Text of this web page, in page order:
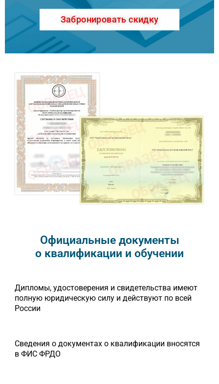
Забронировать скидку
Официальные документы
о квалификации и обучении
Дипломы, удостоверения и свидетельства имеют
полную юридическую силу и действуют по всей
России
Сведения о документах о квалификации вносятся
в ФИС ФРДО